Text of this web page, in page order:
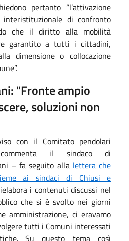
pertanto “l’attivazione
di confronto
che il diritto alla mobilità
garantito a tutti i cittadini,
dimensione o collocazione
"Fronte ampio
soluzioni non
con il Comitato pendolari
il sindaco di
– fa seguito alla lettera che
ai sindaci di Chiusi e
i contenuti discussi nel
che si è svolto nei giorni
amministrazione, ci eravamo
tutti i Comuni interessati
Su questo tema così